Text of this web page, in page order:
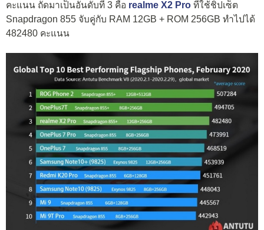
คะแนน ถัดมาเป็นอันดับที่ 3 คือ realme X2 Pro ที่ใช้ชิปเซ็ต
Snapdragon 855 จับคู่กับ RAM 12GB + ROM 256GB ทำไปได้
482480 คะแนน